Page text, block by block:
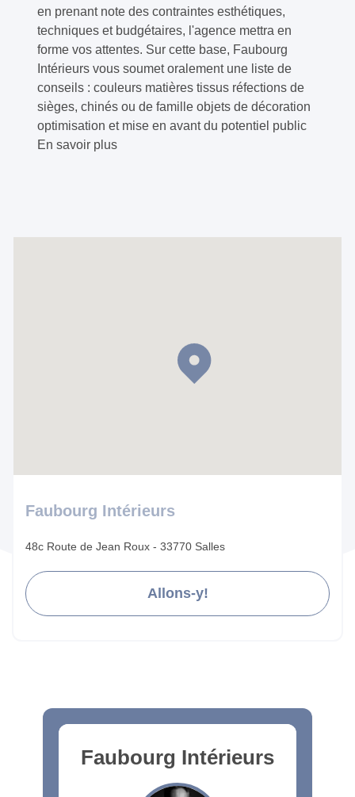
en prenant note des contraintes esthétiques,
techniques et budgétaires, l'agence mettra en
forme vos attentes. Sur cette base, Faubourg
Intérieurs vous soumet oralement une liste de
conseils : couleurs matières tissus réfections de
sièges, chinés ou de famille objets de décoration
optimisation et mise en avant du potentiel public
En savoir plus
Faubourg Intérieurs
48c Route de Jean Roux - 33770 Salles
Allons-y!
Faubourg Intérieurs